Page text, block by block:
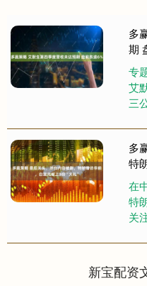
多
期
专
艾
三
挑
多
特
在
特
关
就
新宝配资